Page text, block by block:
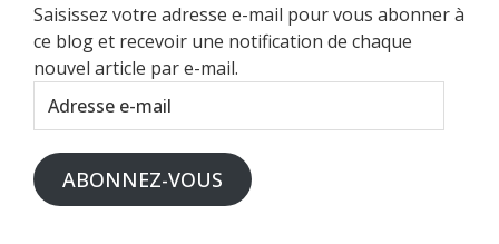
Saisissez votre adresse e-mail pour vous abonner à
ce blog et recevoir une notification de chaque
nouvel article par e-mail.
Adresse
e-
mail
ABONNEZ-VOUS